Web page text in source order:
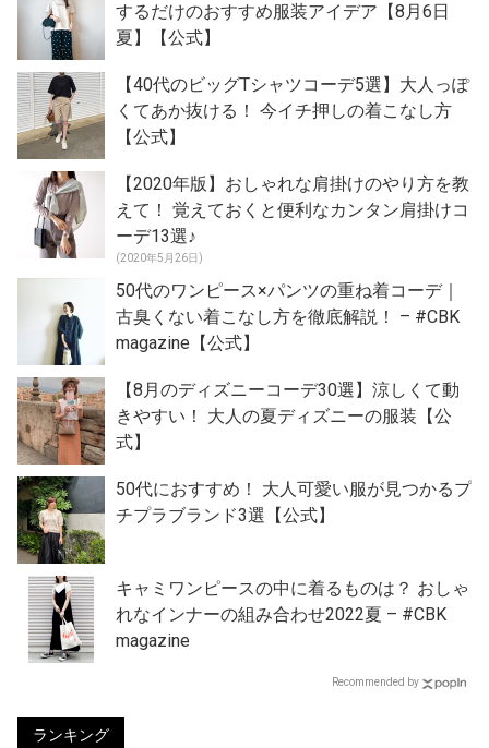
するだけのおすすめ服装アイデア【8月6日
夏】【公式】
【40代のビッグTシャツコーデ5選】大人っぽ
くてあか抜ける！ 今イチ押しの着こなし方
【公式】
【2020年版】おしゃれな肩掛けのやり方を教
えて！ 覚えておくと便利なカンタン肩掛けコ
ーデ13選♪
(2020年5月26日)
50代のワンピース×パンツの重ね着コーデ｜
古臭くない着こなし方を徹底解説！ – #CBK
magazine【公式】
【8月のディズニーコーデ30選】涼しくて動
きやすい！ 大人の夏ディズニーの服装【公
式】
50代におすすめ！ 大人可愛い服が見つかるプ
チプラブランド3選【公式】
キャミワンピースの中に着るものは？ おしゃ
れなインナーの組み合わせ2022夏 – #CBK
magazine
Recommended by
ランキング